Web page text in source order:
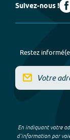
Suivez-nous !
Restez
En indiquant votre
d’information par